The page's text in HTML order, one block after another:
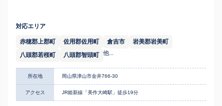
対応エリア
赤穂郡上郡町 佐用郡佐用町 倉吉市
岩美郡岩美町
八頭郡若桜町
八頭郡智頭町 他...
所在地 岡山県津山市金井766-30
アクセス JR姫新線「美作大崎駅」徒歩19分